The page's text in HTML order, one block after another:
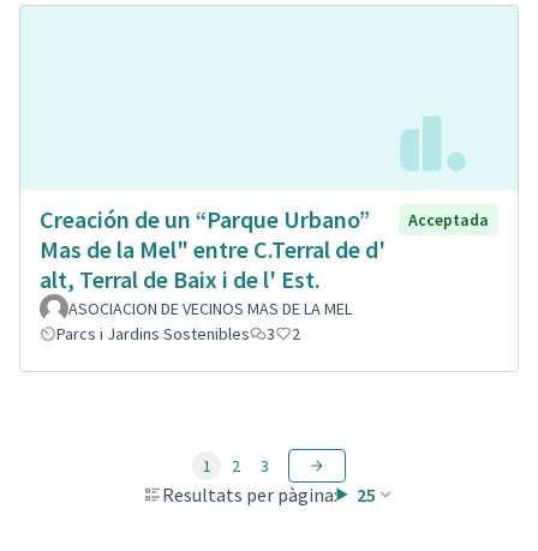
Creación de un “Parque Urbano”
Mas de la Mel" entre C.Terral de d'
alt, Terral de Baix i de l' Est.
Acceptada
ASOCIACION DE VECINOS MAS DE LA MEL
Parcs i Jardins Sostenibles
3 2
Resultats per pàgina: 25
1 2 3